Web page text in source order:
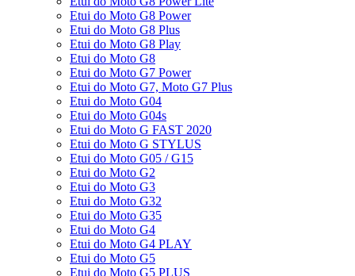
Etui do Moto G8 Power
Etui do Moto G8 Plus
Etui do Moto G8 Play
Etui do Moto G8
Etui do Moto G7 Power
Etui do Moto G7, Moto G7 Plus
Etui do Moto G04
Etui do Moto G04s
Etui do Moto G FAST 2020
Etui do Moto G STYLUS
Etui do Moto G05 / G15
Etui do Moto G2
Etui do Moto G3
Etui do Moto G32
Etui do Moto G35
Etui do Moto G4
Etui do Moto G4 PLAY
Etui do Moto G5
Etui do Moto G5 PLUS